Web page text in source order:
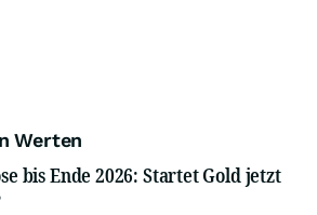
Werten
bis Ende 2026: Startet Gold jetzt